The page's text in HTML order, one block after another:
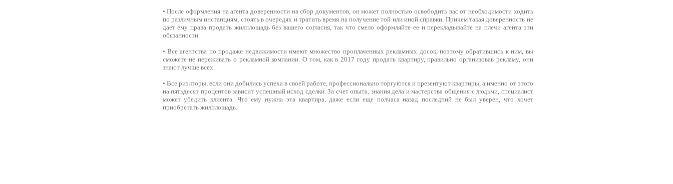
• После оформления на агента доверенности на сбор документов, он может полностью освободить вас от необходимости ходить
по различным инстанциям, стоять в очередях и тратить время на получение той или иной справки. Причем такая доверенность не
дает ему права продать жилплощадь без вашего согласия, так что смело оформляйте ее и перекладывайте на плечи агента эти
обязанности.
• Все агентства по продаже недвижимости имеют множество проплаченных рекламных досок, поэтому обратившись к ним, вы
сможете не переживать о рекламной компании. О том, как в 2017 году продать квартиру, правильно организовав рекламу, они
знают лучше всех.
• Все риэлторы, если они добились успеха в своей работе, профессионально торгуются и презентуют квартиры, а именно от этого
на пятьдесят процентов зависит успешный исход сделки. За счет опыта, знания дела и мастерства общения с людьми, специалист
может убедить клиента. Что ему нужна эта квартира, даже если еще полчаса назад последний не был уверен, что хочет
приобретать жилплощадь.